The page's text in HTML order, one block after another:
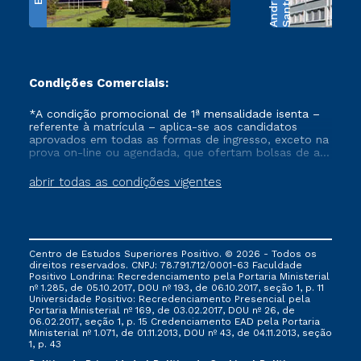
S
a
n
t
o
s
A
n
d
r
a
d
Condições Comerciais:
abrir todas as condições vigentes
*A condição promocional de 1ª mensalidade isenta –
referente à matrícula – aplica-se aos candidatos
aprovados em todas as formas de ingresso, exceto na
prova on-line ou agendada, que ofertam bolsas de até
vigente, que ainda não tenham efetivado e/ou não
tenham cancelado ou trancado sua matrícula em uma
via FIES, Prouni e outros programas governamentais, e
não se acumula com nenhuma outra campanha
ofertada pela Instituição.
Centro de Estudos Superiores Positivo. © 2026 - Todos os
direitos reservados. CNPJ: 78.791.712/0001-63 Faculdade
Positivo Londrina: Recredenciamento pela Portaria Ministerial
nº 1.285, de 05.10.2017, DOU nº 193, de 06.10.2017, seção 1, p. 11
Universidade Positivo: Recredenciamento Presencial ​pela
Portaria Ministerial nº 169, de 03.02.2017, DOU nº 26, de
06.02.2017, seção 1, p. 15 Credenciamento EAD pela Portaria
Ministerial nº 1.071, de 01.11.2013, DOU nº 43, de 04.11.2013, seção
1, p. 43